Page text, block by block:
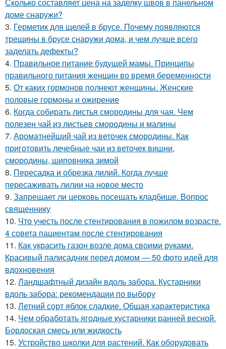
доме снаружи?
3. Герметик для щелей в брусе. Почему появляются
трещины в брусе снаружи дома, и чем лучше всего
заделать дефекты?
4. Правильное питание будущей мамы. Принципы
правильного питания женщин во время беременности
5. От каких гормонов полнеют женщины. Женские
половые гормоны и ожирение
6. Когда собирать листья смородины для чая. Чем
полезен чай из листьев смородины и малины
7. Ароматнейший чай из веточек смородины. Как
приготовить лечебные чаи из веточек вишни,
смородины, шиповника зимой
8. Пересадка и обрезка лилий. Когда лучше
пересаживать лилии на новое место
9. Запрещает ли церковь посещать кладбище. Вопрос
священнику
10. Что учесть после стентирования в пожилом возрасте.
4 совета пациентам после стентирования
11. Как украсить газон возле дома своими руками.
Красивый палисадник перед домом — 50 фото идей для
вдохновения
12. Ландшафтный дизайн вдоль забора. Кустарники
вдоль забора: рекомендации по выбору
13. Летний сорт яблок сладкие. Общая характеристика
14. Чем обработать ягодные кустарники ранней весной.
Бордоская смесь или жидкость
15. Устройство школки для растений. Как оборудовать